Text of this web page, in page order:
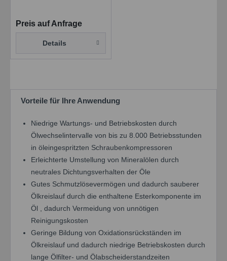
Preis auf Anfrage
Details
Vorteile für Ihre Anwendung
Niedrige Wartungs- und Betriebskosten durch
Ölwechselintervalle von bis zu 8.000 Betriebsstunden
in öleingespritzten Schraubenkompressoren
Erleichterte Umstellung von Mineralölen durch
neutrales Dichtungsverhalten der Öle
Gutes Schmutzlösevermögen und dadurch sauberer
Ölkreislauf durch die enthaltene Esterkomponente im
Öl , dadurch Vermeidung von unnötigen
Reinigungskosten
Geringe Bildung von Oxidationsrückständen im
Ölkreislauf und dadurch niedrige Betriebskosten durch
lange Ölfilter- und Ölabscheiderstandzeiten